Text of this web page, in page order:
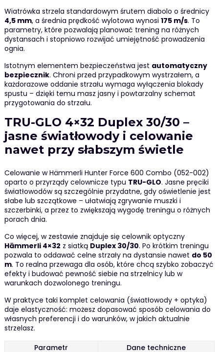
Wiatrówka strzela standardowym śrutem diabolo o średnicy
4,5 mm, a średnia prędkość wylotowa wynosi 175 m/s. To
parametry, które pozwalają planować trening na różnych
dystansach i stopniowo rozwijać umiejętność prowadzenia
ognia.
Istotnym elementem bezpieczeństwa jest automatyczny
bezpiecznik. Chroni przed przypadkowym wystrzałem, a
każdorazowe oddanie strzału wymaga wyłączenia blokady
spustu – dzięki temu masz jasny i powtarzalny schemat
przygotowania do strzału.
TRU-GLO 4×32 Duplex 30/30 –
jasne światłowody i celowanie
nawet przy słabszym świetle
Celowanie w Hämmerli Hunter Force 600 Combo (052-002)
oparto o przyrządy celownicze typu TRU-GLO. Jasne pręciki
światłowodów są szczególnie przydatne, gdy oświetlenie jest
słabe lub szczątkowe – ułatwiają zgrywanie muszki i
szczerbinki, a przez to zwiększają wygodę treningu o różnych
porach dnia.
Co więcej, w zestawie znajduje się celownik optyczny
Hämmerli 4×32 z siatką Duplex 30/30. Po krótkim treningu
pozwala to oddawać celne strzały na dystansie nawet do 50
m. To realna przewaga dla osób, które chcą szybko zobaczyć
efekty i budować pewność siebie na strzelnicy lub w
warunkach dozwolonego treningu.
W praktyce taki komplet celowania (światłowody + optyka)
daje elastyczność: możesz dopasować sposób celowania do
własnych preferencji i do warunków, w jakich aktualnie
strzelasz.
Parametr
Dane techniczne